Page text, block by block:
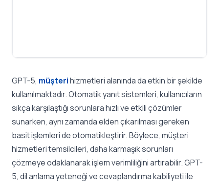
GPT-5, müşterihizmetleri alanında da etkin bir şekilde
kullanılmaktadır. Otomatik yanıt sistemleri, kullanıcıların
sıkça karşılaştığı sorunlara hızlı ve etkili çözümler
sunarken, aynı zamanda elden çıkarılması gereken
basit işlemleri de otomatikleştirir. Böylece, müşteri
hizmetleri temsilcileri, daha karmaşık sorunları
çözmeye odaklanarak işlem verimliliğini artırabilir. GPT-
5, dil anlama yeteneği ve cevaplandırma kabiliyeti ile